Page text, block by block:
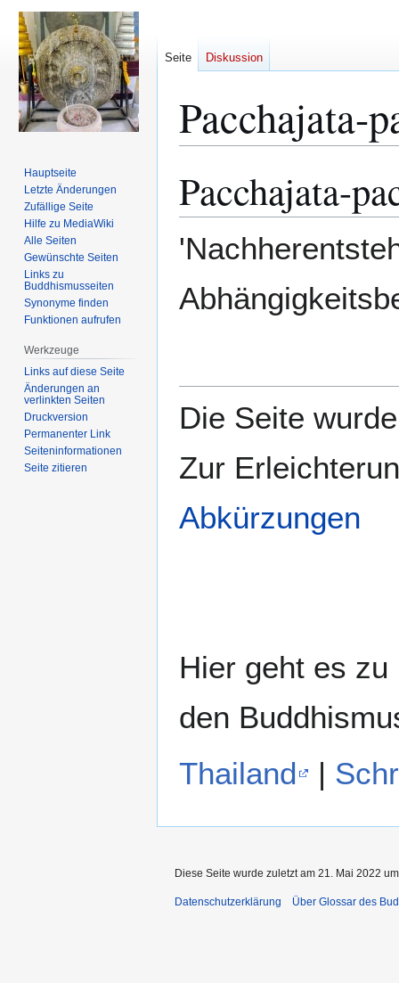
Pacchajata-
Navigation
Suche
Pacchajata-
Die Seite
Zur
Abkürzungen
Hier geht es
den
Thailand
|
Seite Diskussion
Hauptseite
Letzte Änderungen
Zufällige Seite
Hilfe zu MediaWiki
Alle Seiten
Gewünschte Seiten
Links zu
Buddhismusseiten
Synonyme finden
Funktionen aufrufen
Werkzeuge
Links auf diese Seite
Änderungen an
verlinkten Seiten
Druckversion
Permanenter Link
Seiten­­informationen
Seite zitieren
Diese Seite wurde zuletzt am 21. Mai 2022
Datenschutzerklärung Über Glossar des